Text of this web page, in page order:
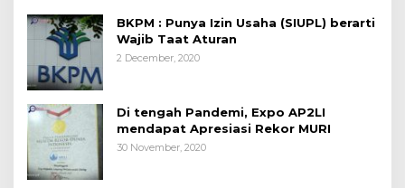
BKPM : Punya Izin Usaha (SIUPL) berarti
Wajib Taat Aturan
2 December, 2020
Di tengah Pandemi, Expo AP2LI
mendapat Apresiasi Rekor MURI
30 November, 2020